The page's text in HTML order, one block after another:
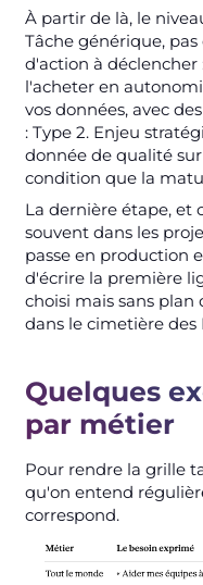
À partir de là, le
Tâche générique,
d'action à déclencher
l'acheter en
vos données, avec
: Type 2. Enjeu
donnée de qualité
condition que la
La dernière étape, et
souvent dans les
passe en production
d'écrire la première
choisi mais sans
dans le cimetière des
Quelques
par métier
Pour rendre la grille
qu'on entend
correspond.